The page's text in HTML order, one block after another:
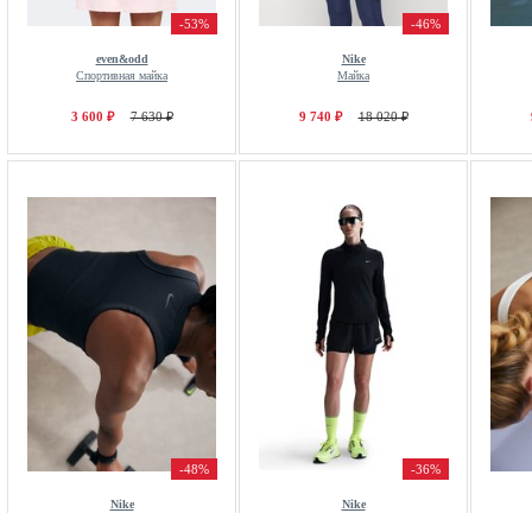
-53%
even&odd
Спортивная майка
3 600 ₽ 7 630 ₽
-46%
Nike
Майка
9 740 ₽ 18 020 ₽
-48%
Nike
-36%
Nike